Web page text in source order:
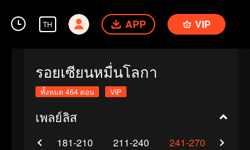
TH APP VIP
รอยเซียนหมื่นโลกา
ทั้งหมด 464 ตอน VIP
เพลย์ลิส
181-210 211-240 241-270